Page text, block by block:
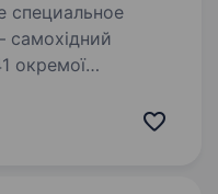
специальное
окремої
бореться за мир і